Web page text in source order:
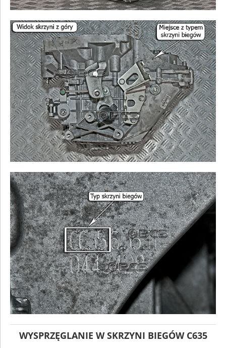
WYSPRZĘGLANIE W SKRZYNI BIEGÓW C635